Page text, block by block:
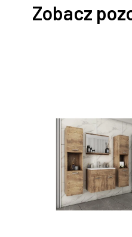
Zobacz